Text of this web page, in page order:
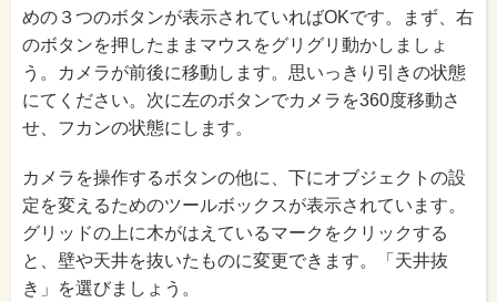
めの３つのボタンが表示されていればOKです。まず、右
のボタンを押したままマウスをグリグリ動かしましょ
う。カメラが前後に移動します。思いっきり引きの状態
にてください。次に左のボタンでカメラを360度移動さ
せ、フカンの状態にします。
カメラを操作するボタンの他に、下にオブジェクトの設
定を変えるためのツールボックスが表示されています。
グリッドの上に木がはえているマークをクリックする
と、壁や天井を抜いたものに変更できます。「天井抜
き」を選びましょう。